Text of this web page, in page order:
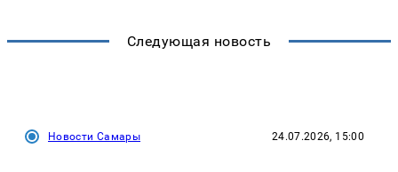
Следующая новость
Новости Самары 24.07.2026, 15:00